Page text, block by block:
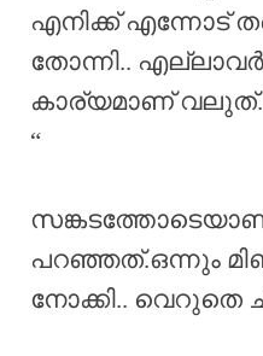
എനിക്ക് എന്നോട്
തോന്നി..
കാര്യമാണ്
“
പറഞ്ഞത്.ഒന്നും
നോക്കി.. വെറുതെ